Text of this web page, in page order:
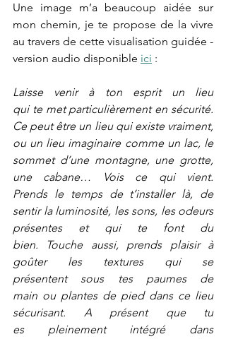
Une image m’a beaucoup aidée sur
mon chemin, je te propose de la vivre
au travers de cette visualisation guidée -
version audio disponible ici :
Laisse venir à ton esprit un lieu
qui te met particulièrement en sécurité.
Ce peut être un lieu qui existe vraiment,
ou un lieu imaginaire comme un lac, le
sommet d’une montagne, une grotte,
une cabane… Vois ce qui vient.
Prends le temps de t’installer là, de
sentir la luminosité, les sons, les odeurs
présentes et qui te font du
bien. Touche aussi, prends plaisir à
goûter les textures qui se
présentent sous tes paumes de
main ou plantes de pied dans ce lieu
sécurisant. A présent que tu
es pleinement intégré dans